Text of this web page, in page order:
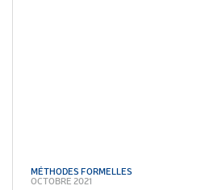
MÉTHODES FORMELLES
OCTOBRE 2021